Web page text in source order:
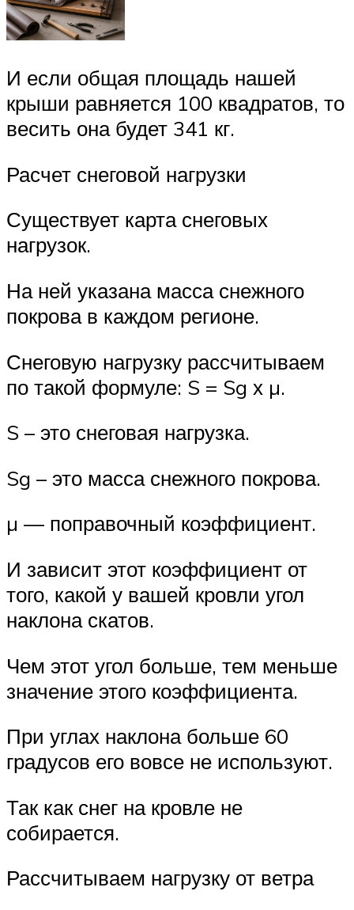
И если общая площадь нашей
крыши равняется 100 квадратов, то
весить она будет 341 кг.
Расчет снеговой нагрузки
Существует карта снеговых
нагрузок.
На ней указана масса снежного
покрова в каждом регионе.
Снеговую нагрузку рассчитываем
по такой формуле: S = Sg х µ.
S – это снеговая нагрузка.
Sg – это масса снежного покрова.
µ — поправочный коэффициент.
И зависит этот коэффициент от
того, какой у вашей кровли угол
наклона скатов.
Чем этот угол больше, тем меньше
значение этого коэффициента.
При углах наклона больше 60
градусов его вовсе не используют.
Так как снег на кровле не
собирается.
Рассчитываем нагрузку от ветра